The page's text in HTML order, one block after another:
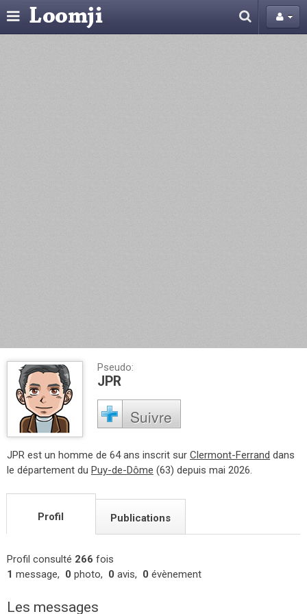
Pseudo:
JPR
Suivre
JPR est un homme de 64 ans inscrit sur Clermont-Ferrand dans
le département du Puy-de-Dôme (63) depuis mai 2026.
Profil Publications
Profil consulté 266 fois
1 message, 0 photo, 0 avis, 0 évènement
Les messages